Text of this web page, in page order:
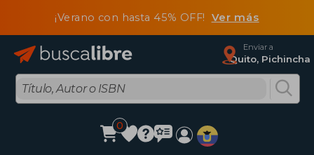
¡Verano con hasta 45% OFF! Ver más
Enviar a
Quito, Pichincha
0